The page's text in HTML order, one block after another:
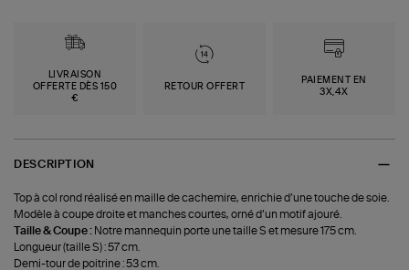
LIVRAISON
OFFERTE DÈS 150
€
RETOUR OFFERT
PAIEMENT EN
3X,4X
DESCRIPTION
Top à col rond réalisé en maille de cachemire, enrichie d’une touche de soie.
Modèle à coupe droite et manches courtes, orné d’un motif ajouré.
Taille & Coupe : Notre mannequin porte une taille S et mesure 175 cm.
Longueur (taille S) : 57 cm.
Demi-tour de poitrine : 53 cm.